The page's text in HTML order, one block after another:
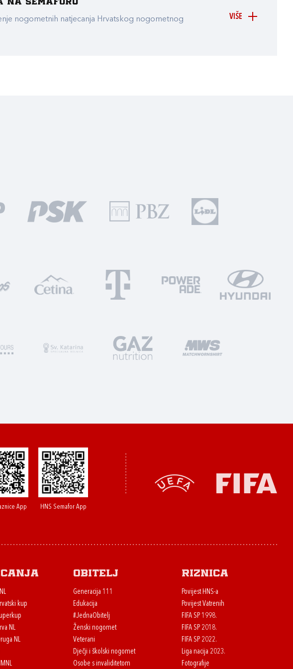
VIŠE
Semaforu
nogometnih natjecanja Hrvatskog nogometnog
App HNS Semafor App
kup
NL
NL
Obitelj
Generacija 111
Edukacija
#JednaObitelj
Ženski nogomet
Veterani
Dječji i školski nogomet
Osobe s invaliditetom
Riznica
Povijest HNS-a
Povijest Vatrenih
FIFA SP 1998.
FIFA SP 2018.
FIFA SP 2022.
Liga nacija 2023.
Fotografije